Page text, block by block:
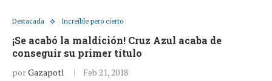
Destacada Increíble pero cierto
¡Se acabó la maldición! Cruz Azul acaba de
conseguir su primer título
porGazapotl Feb 21, 2018